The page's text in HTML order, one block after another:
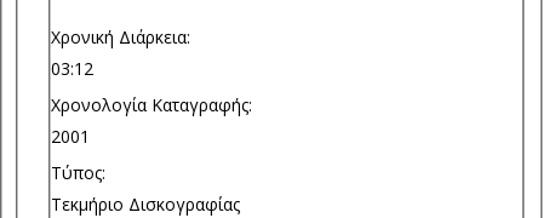
Χρονική Διάρκεια:
03:12
Χρονολογία Καταγραφής:
2001
Τύπος:
Τεκμήριο Δισκογραφίας